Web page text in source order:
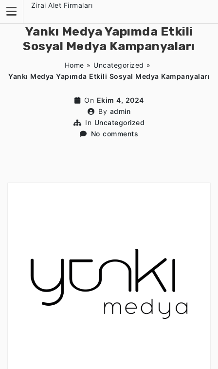
content
Zirai Alet Firmaları
Yankı Medya Yapımda Etkili
Sosyal Medya Kampanyaları
Home » Uncategorized »
Yankı Medya Yapımda Etkili Sosyal Medya Kampanyaları
On Ekim 4, 2024
By admin
In Uncategorized
No comments